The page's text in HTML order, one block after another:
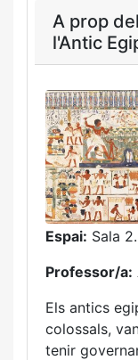
A prop
l'Antic
Espai: Sala
Professor/a:
Els antics
colossals,
tenir